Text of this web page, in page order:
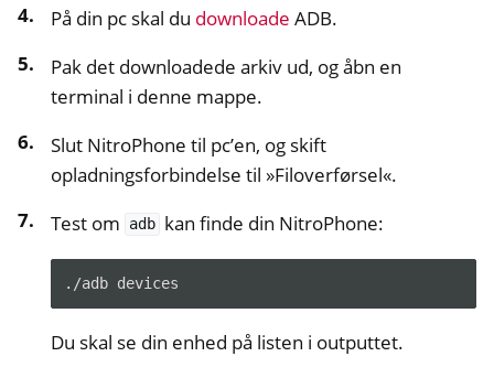
På din pc skal du downloade ADB.
Pak det downloadede arkiv ud, og åbn en
terminal i denne mappe.
Slut NitroPhone til pc’en, og skift
opladningsforbindelse til »Filoverførsel«.
Test om
adb kan finde din NitroPhone:
./adb
Du skal se din enhed på listen i outputtet.